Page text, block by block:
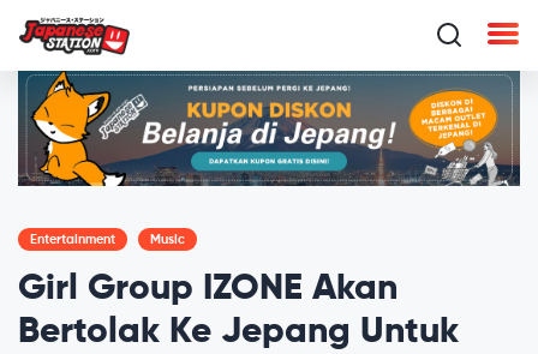
Entertainment Music
Girl Group IZONE Akan
Bertolak Ke Jepang Untuk